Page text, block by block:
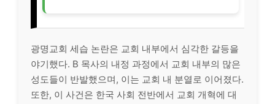
광명교회 세습 논란은 교회 내부에서 심각한 갈등을
야기했다. B 목사의 내정 과정에서 교회 내부의 많은
성도들이 반발했으며, 이는 교회 내 분열로 이어졌다.
또한, 이 사건은 한국 사회 전반에서 교회 개혁에 대